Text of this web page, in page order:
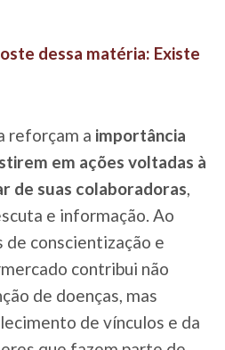
dessa matéria: Existe
reforçam a importância
em ações voltadas à
de suas colaboradoras,
e informação. Ao
conscientização e
contribui não
de doenças, mas
de vínculos e da